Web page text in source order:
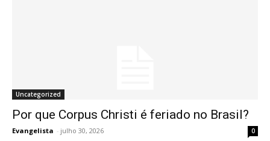
Uncategorized
Por que Corpus Christi é feriado no Brasil?
Evangelista - julho 30, 2026 0